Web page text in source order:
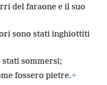
del faraone e il suo
sono stati inghiottiti
stati sommersi;
fossero pietre.+